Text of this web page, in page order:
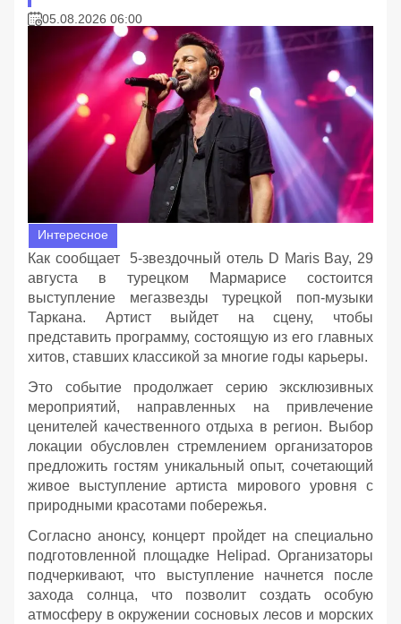
05.08.2026 06:00
Интересное
Как сообщает 5-звездочный отель D Maris Bay, 29
августа в турецком Мармарисе состоится
выступление мегазвезды турецкой поп-музыки
Таркана. Артист выйдет на сцену, чтобы
представить программу, состоящую из его главных
хитов, ставших классикой за многие годы карьеры.
Это событие продолжает серию эксклюзивных
мероприятий, направленных на привлечение
ценителей качественного отдыха в регион. Выбор
локации обусловлен стремлением организаторов
предложить гостям уникальный опыт, сочетающий
живое выступление артиста мирового уровня с
природными красотами побережья.
Согласно анонсу, концерт пройдет на специально
подготовленной площадке Helipad. Организаторы
подчеркивают, что выступление начнется после
захода солнца, что позволит создать особую
атмосферу в окружении сосновых лесов и морских